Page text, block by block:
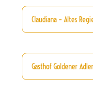
Claudiana – Altes
Gasthof Goldener Adler